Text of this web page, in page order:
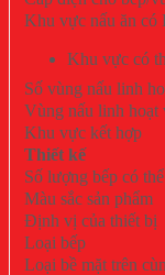
Khu vực nấu ăn có
Khu vực có
Số vùng nấu linh
Vùng nấu linh hoạt
Khu vực kết hợp
Thiết kế
Số lượng bếp có
Màu sắc sản phẩm
Định vị của thiết bị
Loại bếp
Loại bề mặt trên